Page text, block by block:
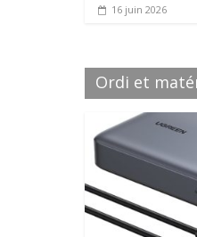
16 juin 2026
Ordi et